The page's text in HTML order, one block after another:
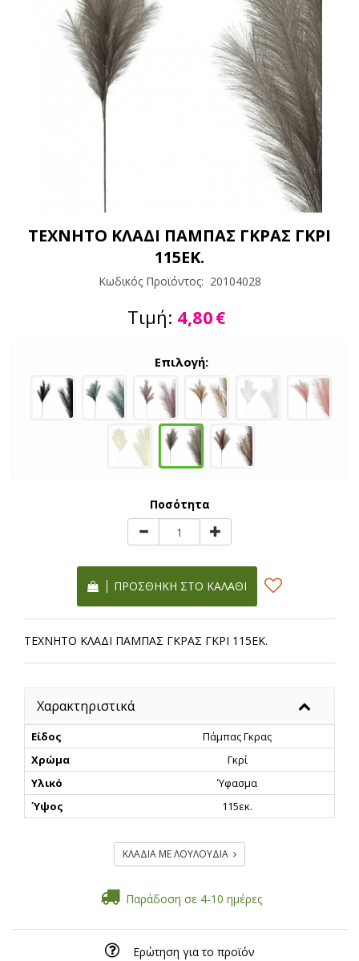
ΤΕΧΝΗΤΟ ΚΛΑΔΙ ΠΑΜΠΑΣ ΓΚΡΑΣ ΓΚΡΙ
115ΕΚ.
Κωδικός Προϊόντος: 20104028
Τιμή: 4,80€
Επιλογή:
Ποσότητα
ΠΡΟΣΘΉΚΗ ΣΤΟ ΚΑΛΆΘΙ
ΤΕΧΝΗΤΟ ΚΛΑΔΙ ΠΑΜΠΑΣ ΓΚΡΑΣ ΓΚΡΙ 115ΕΚ.
Χαρακτηριστικά
Είδος
Πάμπας Γκρας
Χρώμα
Γκρί
Υλικό
Ύφασμα
Ύψος
115εκ.
ΚΛΑΔΙΑ ΜΕ ΛΟΥΛΟΥΔΙΑ
Παράδοση σε 4-10 ημέρες
Ερώτηση για το προϊόν